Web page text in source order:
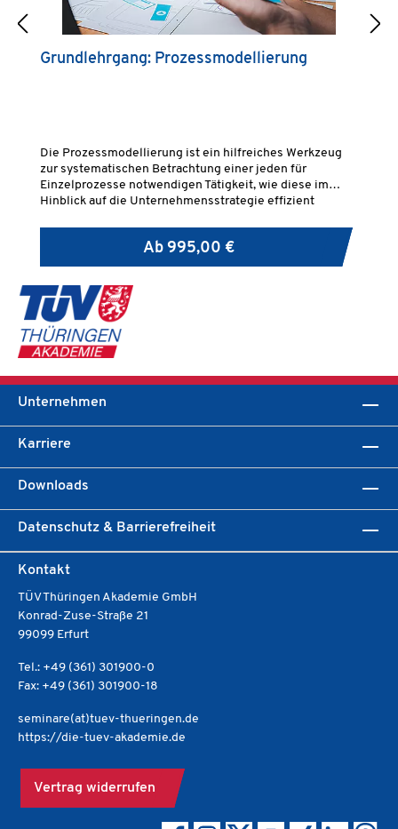
Grundlehrgang: Prozessmodellierung
Die Prozessmodellierung ist ein hilfreiches Werkzeug
zur systematischen Betrachtung einer jeden für
Einzelprozesse notwendigen Tätigkeit, wie diese im
Hinblick auf die Unternehmensstrategie effizient
Ab 995,00 €
Unternehmen
Karriere
Downloads
Datenschutz & Barrierefreiheit
Kontakt
TÜV Thüringen Akademie GmbH
Konrad-Zuse-Straße 21
99099 Erfurt
Tel.: +49 (361) 301900-0
Fax: +49 (361) 301900-18
seminare(at)tuev-thueringen.de
https://die-tuev-akademie.de
Vertrag widerrufen